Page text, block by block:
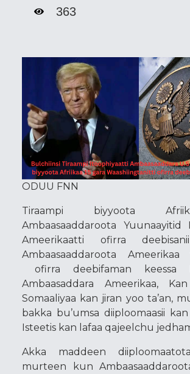
363
ODUU FNN
Tiraampi biyyoota
Ambaasaaddaroota Yuunaayitid
Ameerikaatti ofirra
Ambaasaaddaroota Ameerikaa
ofirra deebifaman keessa
Ambaasaddara Ameerikaa,
Somaaliyaa kan jiran yoo ta’an,
bakka bu’umsa diiploomaasii
Isteetis kan lafaa qajeelchu
Akka maddeen
murteen kun